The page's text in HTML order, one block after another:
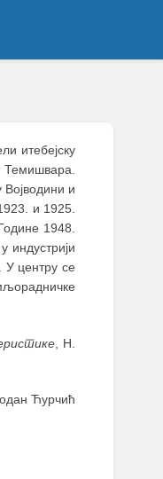
итебејску
Темишвара.
и
и 1925.
1948.
индустрији
У центру се
, Н.
Ћурчић